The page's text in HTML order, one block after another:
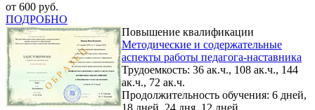
от 600 руб.
ПОДРОБНО
Повышение квалификации
Методические и содержательные
аспекты работы педагога-наставника
Трудоемкость: 36 ак.ч., 108 ак.ч., 144
ак.ч., 72 ак.ч.
Продолжительность обучения: 6 дней,
18 дней, 24 дня, 12 дней